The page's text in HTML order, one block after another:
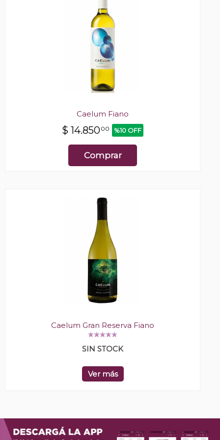
Caelum Fiano
$ 14.85000 %10 OFF
Comprar
Caelum Gran Reserva Fiano
SIN STOCK
Ver más